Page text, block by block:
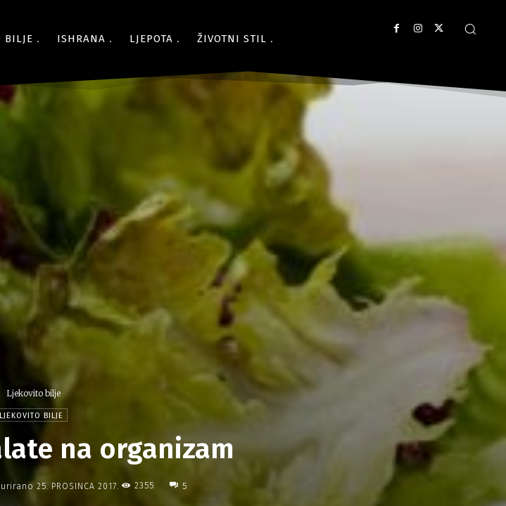
BILJE ISHRANA LJEPOTA ŽIVOTNI STIL
Ljekovito bilje
LJEKOVITO BILJE
na organizam
25. PROSINCA 2017. 2355 5